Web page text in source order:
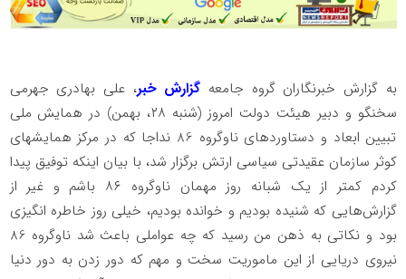
به گزارش خبرنگاران گروه جامعه گزارش خبر، علی بهادری جهرمی
سخنگو و دبیر هیئت دولت امروز (شنبه ۲۸، بهمن) در همایش ملی
تبیین ابعاد و دستاوردهای ناوگروه 86 نداجا که در مرکز همایش‍های
کوثر سازمان عقیدتی سیاسی ارتش برگزار شد، با بیان اینکه توفیق پیدا
کردم کمتر از یک شبانه روز مهمان ناوگروه ۸۶ باشم و غیر از
گزارش‌هایی که شنیده بودیم و خوانده بودیم، خیلی روز خاطره انگیزی
بود و نکاتی به ذهن من رسید که چه عواملی باعث شد ناوگروه 86
نیروی دریایی از این ماموریت سخت و مهم که دور زدن به دور دنیا